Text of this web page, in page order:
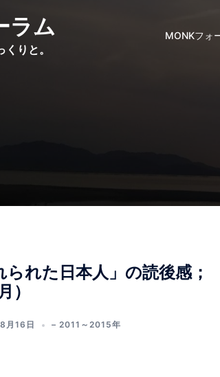
ラム
りと。
MONKフォ
られた日本人」の読後感；
）
月16日 – 2011～2015年